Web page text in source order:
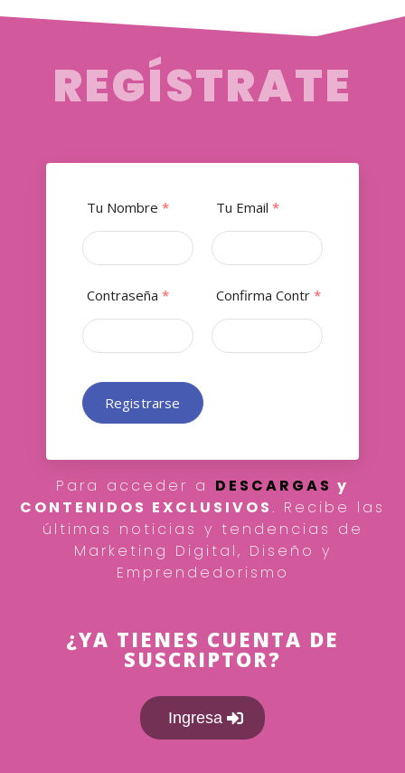
REGÍSTRATE
Tu Nombre * Tu Email *
Contraseña * Confirma Contr *
Registrarse
Para acceder a DESCARGAS y
CONTENIDOS EXCLUSIVOS. Recibe las
últimas noticias y tendencias de
Marketing Digital, Diseño y
Emprendedorismo
¿YA TIENES CUENTA DE
SUSCRIPTOR?
Ingresa